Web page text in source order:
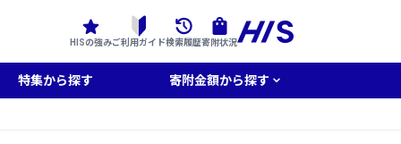
HISの強みご利用ガイド検索履歴寄附状況
特集から探す 寄附金額から探す